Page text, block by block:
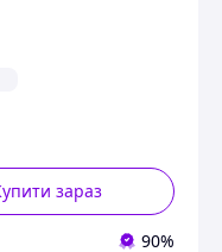
зараз
90%